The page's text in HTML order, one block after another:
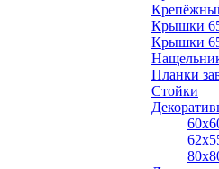
Крышки
Крышки
Планки
Стойки